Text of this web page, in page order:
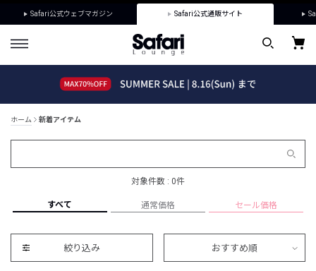
Safari公式ウェブマガジン Safari公式通販サイト
ホーム 新着アイテム
対象件数 : 0件
すべて 通常価格 セール価格
絞り込み おすすめ順